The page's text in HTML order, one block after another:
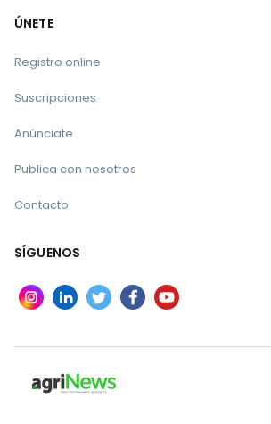
ÚNETE
Registro online
Suscripciones
Anúnciate
Publica con nosotros
Contacto
SÍGUENOS